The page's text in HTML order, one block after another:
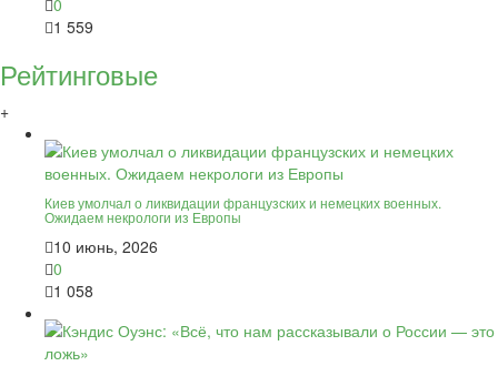
1 559
Рейтинговые
+
Киев умолчал о ликвидации французских и немецких военных.
Ожидаем некрологи из Европы
10 июнь, 2026
0
1 058